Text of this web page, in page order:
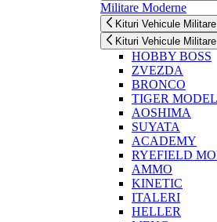
Militare Moderne
Kituri Vehicule
Kituri Vehicule
HOBBY BOSS
ZVEZDA
BRONCO
TIGER MODEL
AOSHIMA
SUYATA
ACADEMY
RYEFIELD
AMMO
KINETIC
ITALERI
HELLER